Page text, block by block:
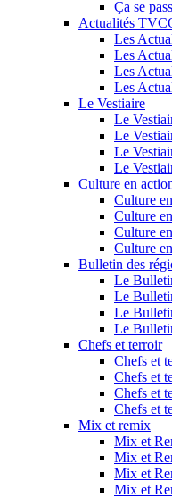
Ça se
Actualités
Les
Les
Les
Les
Le Vestiaire
Le
Le
Le
Le
Culture en
Culture
Culture
Culture
Culture
Bulletin des
Le
Le
Le
Le
Chefs et terroir
Chefs et
Chefs et
Chefs et
Chefs et
Mix et remix
Mix et
Mix et
Mix et
Mix et